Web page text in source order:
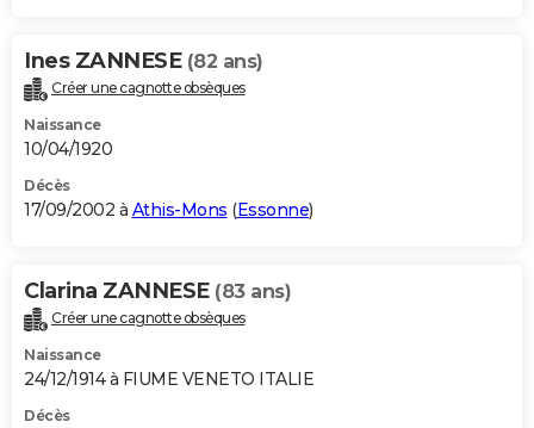
Ines ZANNESE (82 ans)
Créer une cagnotte obsèques
Naissance
10/04/1920
Décès
17/09/2002 à Athis-Mons (Essonne)
Clarina ZANNESE (83 ans)
Créer une cagnotte obsèques
Naissance
24/12/1914 à FIUME VENETO ITALIE
Décès